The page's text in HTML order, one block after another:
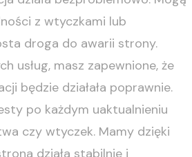
z wtyczkami lub
droga do awarii strony.
usług, masz zapewnione, że
będzie działała poprawnie.
po każdym uaktualnieniu
czy wtyczek. Mamy dzięki